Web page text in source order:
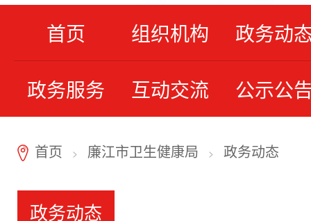
首页 组织机构 政务动
政务服务 互动交流 公示公
7 首页 > 廉江市卫生健康局 > 政务动态
政务动态